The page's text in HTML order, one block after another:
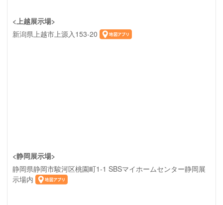
<上越展示場>
新潟県上越市上源入153-20
<静岡展示場>
静岡県静岡市駿河区桃園町1-1 SBSマイホームセンター静岡展
示場内